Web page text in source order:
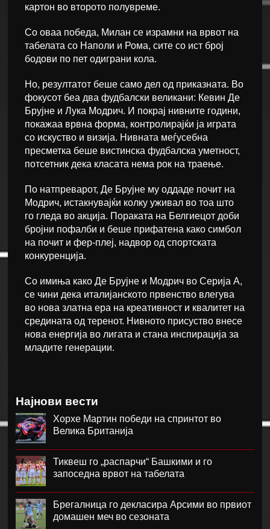
картон во второто полувреме.
Со оваа победа, Милан се израмни на врвот на
табелата со Наполи и Рома, сите со ист број
бодови по пет одиграни кола.
Но, резултатот беше само дел од приказната. Во
фокусот беа два фудбалски великани: Кевин Де
Брујне и Лука Модрич. И покрај нивните години,
покажаа врвна форма, контролирајќи ја играта
со искуство и визија. Нивната меѓусебна
пресметка беше вистинска фудбалска уметност,
потсетник дека класата нема рок на траење.
По натпреварот, Де Брујне му оддаде почит на
Модрич, истакнувајќи колку уживал во тоа што
го гледа во акција. Пораката на Белгиецот доби
бројни пофалби и беше прифатена како симбол
на почит и фер-плеј, надвор од спортската
конкуренција.
Со имиња како Де Брујне и Модрич во Серија А,
се чини дека италијанското првенство влегува
во нова златна ера на креативност и квалитет на
средината од теренот. Нивното присуство внесе
нова енергија во лигата и стана инспирација за
младите генерации.
Најнови вести
Хорхе Мартин победи на спринтот во
Велика Британија
Тиквеш го „распарчи“ Башкими и го
запоседна врвот на табелата
Брегалница го декласира Арсими во првиот
домашен меч во сезоната